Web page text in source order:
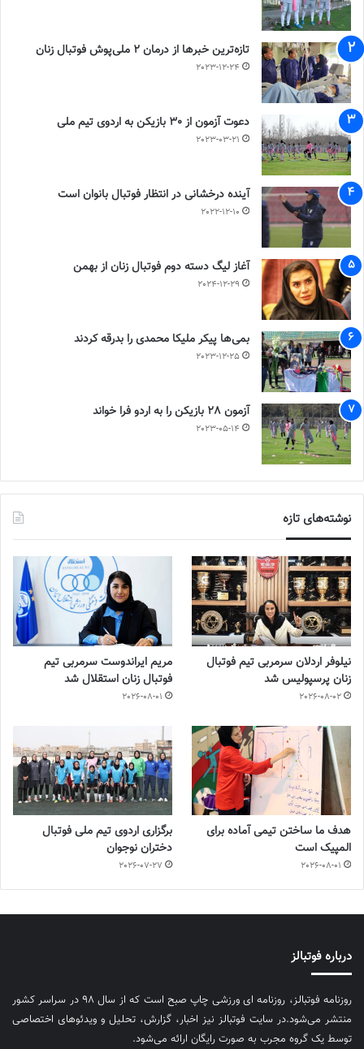
تازه‌ترین خبرها از درمان ۲ ملی‌پوش فوتبال زنان
2023-12-24
دعوت آزمون از 30 بازیکن به اردوی تیم ملی
2023-03-21
آینده درخشانی در انتظار فوتبال بانوان است
2022-12-10
آغاز لیگ دسته دوم فوتبال زنان از بهمن
2024-12-29
بمی‌ها پیکر ملیکا محمدی را بدرقه کردند
2023-12-25
آزمون 28 بازیکن را به اردو فرا خواند
2023-05-14
نوشته‌های تازه
نیلوفر اردلان سرمربی تیم فوتبال
زنان پرسپولیس شد
2026-08-02
مریم ایراندوست سرمربی تیم
فوتبال زنان استقلال شد
2026-08-01
هدف ما ساختن تیمی آماده برای
المپیک است
2026-08-01
برگزاری اردوی تیم ملی فوتبال
دختران نوجوان
2026-07-27
درباره فوتبالز
روزنامه فوتبالز، روزنامه ای ورزشی چاپ صبح است که از سال ۹۸ در سراسر کشور
منتشر می‌شود.در سایت فوتبالز نیز اخبار، گزارش، تحلیل و ویدئوهای اختصاصی
توسط یک گروه مجرب به صورت رایگان ارائه می‌شود.